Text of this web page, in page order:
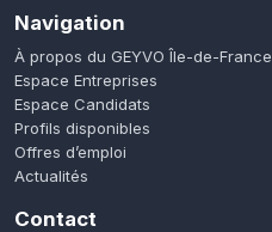
Navigation
À propos du GEYVO Île-de-France
Espace Entreprises
Espace Candidats
Profils disponibles
Offres d’emploi
Actualités
Contact